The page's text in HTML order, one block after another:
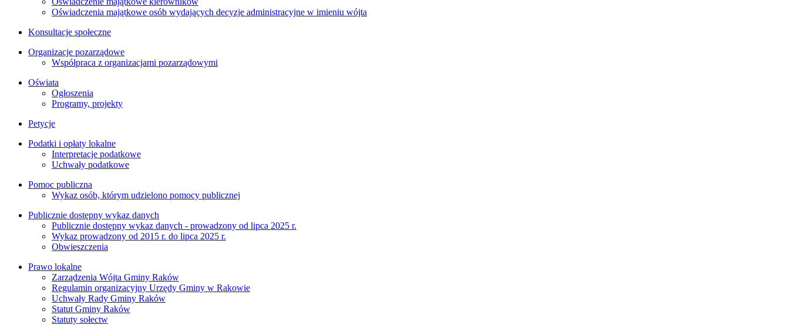
Oświadczenia majątkowe osób wydających decyzje administracyjne w imieniu wójta
Konsultacje społeczne
Organizacje pozarządowe
Współpraca z organizacjami pozarządowymi
Oświata
Ogłoszenia
Programy, projekty
Petycje
Podatki i opłaty lokalne
Interpretacje podatkowe
Uchwały podatkowe
Pomoc publiczna
Wykaz osób, którym udzielono pomocy publicznej
Publicznie dostępny wykaz danych
Publicznie dostępny wykaz danych - prowadzony od lipca 2025 r.
Wykaz prowadzony od 2015 r. do lipca 2025 r.
Obwieszczenia
Prawo lokalne
Zarządzenia Wójta Gminy Raków
Regulamin organizacyjny Urzędy Gminy w Rakowie
Uchwały Rady Gminy Raków
Statut Gminy Raków
Statuty sołectw